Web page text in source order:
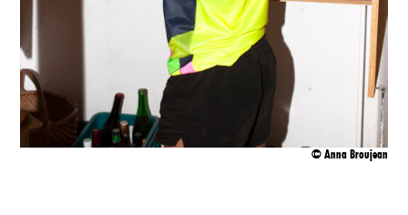
Programmimpressionen
Besuch
Newsletter
© Anna Broujean